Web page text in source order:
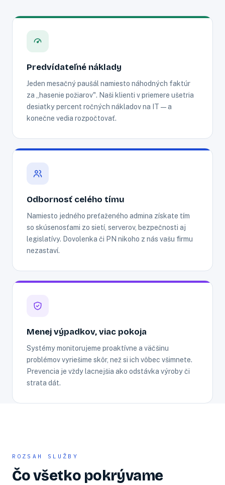
Predvídateľné náklady
Jeden mesačný paušál namiesto náhodných faktúr
za „hasenie požiarov". Naši klienti v priemere ušetria
desiatky percent ročných nákladov na IT — a
konečne vedia rozpočtovať.
Odbornosť celého tímu
Namiesto jedného preťaženého admina získate tím
so skúsenosťami zo sietí, serverov, bezpečnosti aj
legislatívy. Dovolenka či PN nikoho z nás vašu firmu
nezastaví.
Menej výpadkov, viac pokoja
Systémy monitorujeme proaktívne a väčšinu
problémov vyriešime skôr, než si ich vôbec všimnete.
Prevencia je vždy lacnejšia ako odstávka výroby či
strata dát.
ROZSAH SLUŽBY
Čo všetko pokrývame